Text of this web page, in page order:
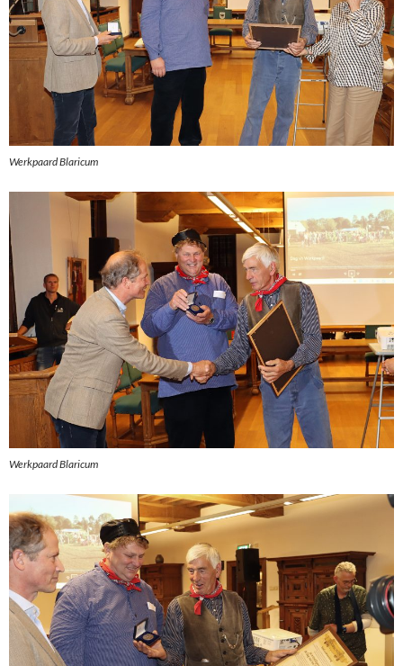
Werkpaard Blaricum
Werkpaard Blaricum